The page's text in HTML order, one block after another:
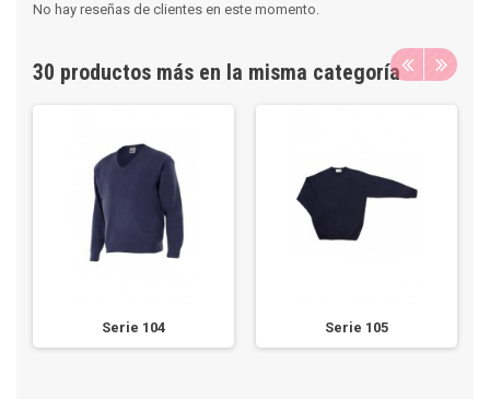
No hay reseñas de clientes en este momento.
30 productos más en la misma categoría
Serie 104 Serie 105